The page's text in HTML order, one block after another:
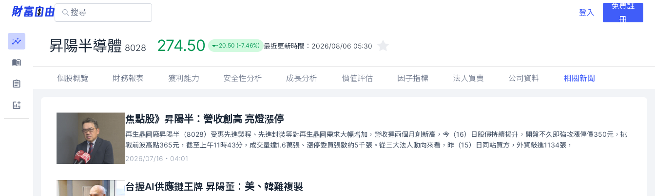
登入
免費註
冊
昇陽半導體 8028 274.50 -20.50 (-7.46%) 最近更新時間： 2026/08/06 05:30
個股概覽 財務報表 獲利能力 安全性分析 成長分析 價值評估 因子指標 法人買賣 公司資料 相關新聞
焦點股》昇陽半：營收創高 亮燈漲停
再生晶圓廠昇陽半（8028）受惠先進製程、先進封裝等對再生晶圓需求大幅增加，營收連兩個月創新高，今（16）日股價持續揚升，開盤不久即強攻漲停價350元，挑
戰前波高點365元，截至上午11時43分，成交量達1.6萬張、漲停委買張數約5千張。從三大法人動向來看，昨（15）日同站買方，外資敲進1134張，
2026/07/16・04:01
台握AI供應鏈王牌 昇陽董︰美、韓難複製